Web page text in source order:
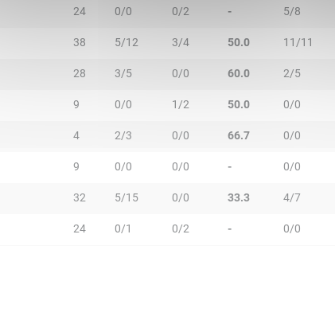
24 0/0 0/2 - 5/8
38 5/12 3/4 50.0 11/11
28 3/5 0/0 60.0 2/5
9 0/0 1/2 50.0 0/0
4 2/3 0/0 66.7 0/0
9 0/0 0/0 - 0/0
32 5/15 0/0 33.3 4/7
24 0/1 0/2 - 0/0